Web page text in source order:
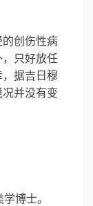
创伤性病
只好放任
据吉日穆
并没有变
博士。